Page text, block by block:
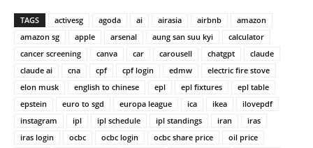
TAGS activesg agoda ai airasia airbnb
amazon
amazon sg
apple arsenal aung san suu kyi
calculator
cancer screening
canva car carousell chatgpt
claude
claude ai
cna cpf cpf login edmw
electric fire stove
elon musk
english to chinese epl epl fixtures
epl table
epstein
euro to sgd europa league ica ikea
ilovepdf
instagram
ipl ipl schedule ipl standings iran
iras
iras login
ocbc ocbc login ocbc share price
oil price